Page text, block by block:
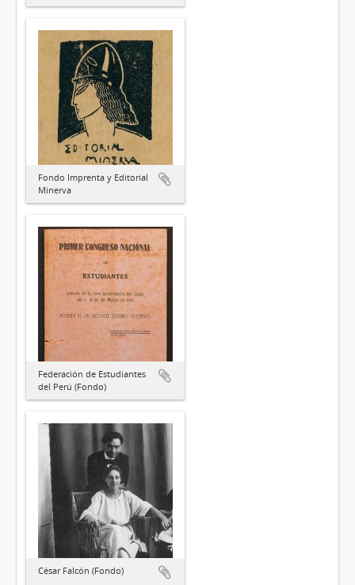
Fondo Imprenta y Editorial
Minerva
Federación de Estudiantes
del Perú (Fondo)
César Falcón (Fondo)